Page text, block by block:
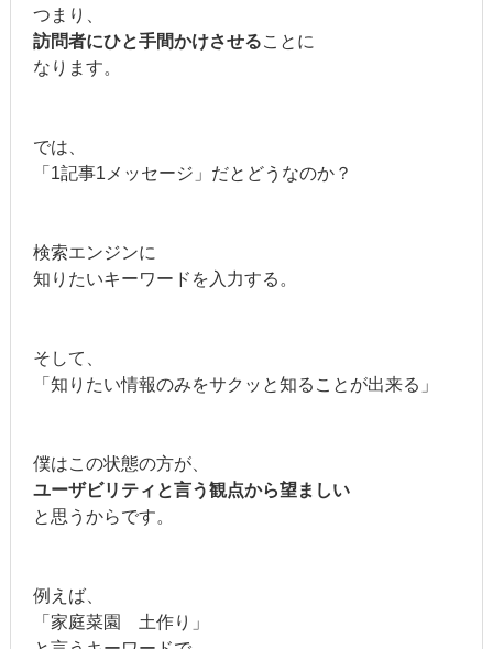
つまり、
訪問者にひと手間かけさせることに
なります。
では、
「1記事1メッセージ」だとどうなのか？
検索エンジンに
知りたいキーワードを入力する。
そして、
「知りたい情報のみをサクッと知ることが出来る」
僕はこの状態の方が、
ユーザビリティと言う観点から望ましい
と思うからです。
例えば、
「家庭菜園 土作り」